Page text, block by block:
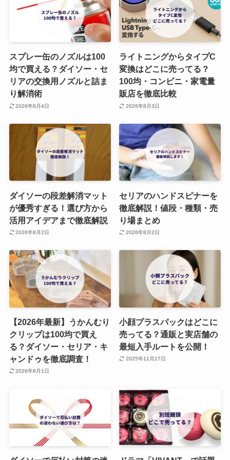
スプレー缶のノズルは100
均で買える？ダイソー・セ
リアの交換用ノズルと詰ま
り解消術
2026年8月4日
ライトニングからタイプC
変換はどこに売ってる？
100均・コンビニ・家電量
販店を徹底比較
2026年8月3日
ダイソーの段差解消マット
が優秀すぎる！選び方から
活用アイデアまで徹底解説
2026年8月2日
セリアのハンドスピナーを
徹底解説！値段・種類・売
り場まとめ
2026年8月2日
【2026年最新】うかんむり
クリップは100均で買え
る？ダイソー・セリア・キ
ャンドゥを徹底調査！
2026年8月1日
小顔プラスパックはどこに
売ってる？通販と実店舗の
最短入手ルートを公開！
2025年11月27日